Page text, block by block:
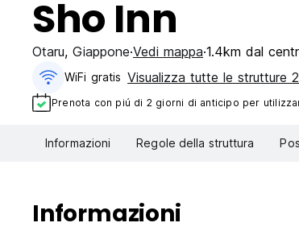
Sho Inn
Otaru, Giappone Vedi mappa 1.4km dal
WiFi gratis Visualizza tutte le strutture
Prenota con piú di 2 giorni di anticipo per
Informazioni Regole della struttura
Informazioni